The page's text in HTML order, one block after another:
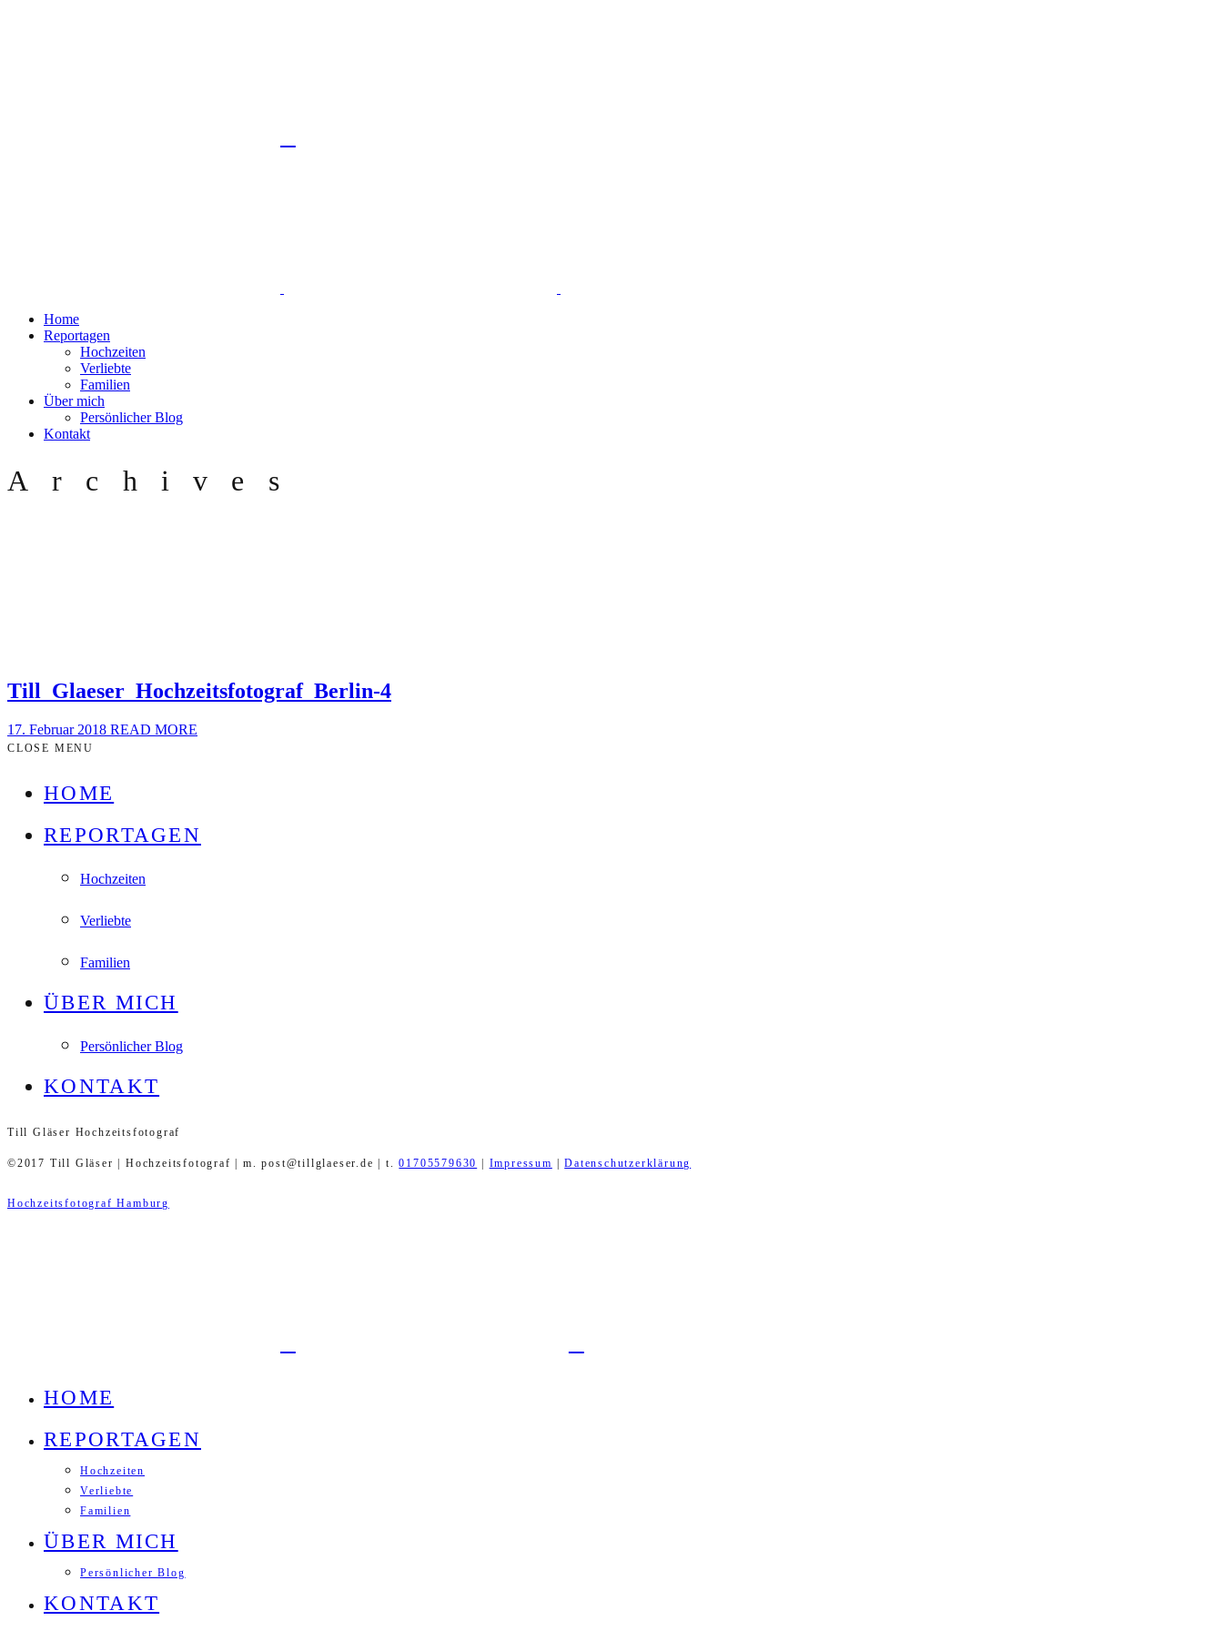
Home
Reportagen
Hochzeiten
Verliebte
Familien
Über mich
Persönlicher Blog
Kontakt
Archives
Till_Glaeser_Hochzeitsfotograf_Berlin-4
17. Februar 2018 READ MORE
CLOSE MENU
HOME
REPORTAGEN
Hochzeiten
Verliebte
Familien
ÜBER MICH
Persönlicher Blog
KONTAKT
Till Gläser Hochzeitsfotograf
©2017 Till Gläser | Hochzeitsfotograf | m. post@tillglaeser.de | t.01705579630 | Impressum |Datenschutzerklärung
Hochzeitsfotograf Hamburg
HOME
REPORTAGEN
Hochzeiten
Verliebte
Familien
ÜBER MICH
Persönlicher Blog
KONTAKT